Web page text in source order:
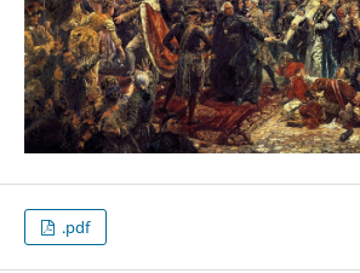
.pdf